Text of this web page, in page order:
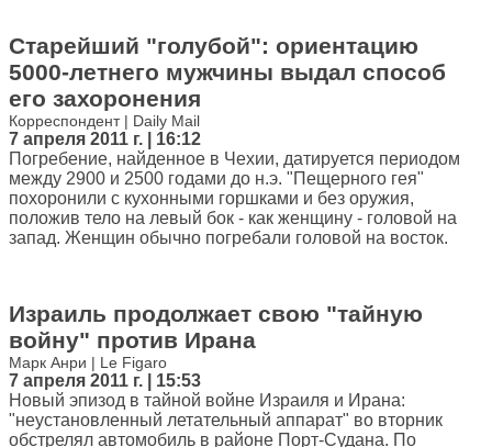
Старейший "голубой": ориентацию
5000-летнего мужчины выдал способ
его захоронения
Корреспондент | Daily Mail
7 апреля 2011 г. | 16:12
Погребение, найденное в Чехии, датируется периодом
между 2900 и 2500 годами до н.э. "Пещерного гея"
похоронили с кухонными горшками и без оружия,
положив тело на левый бок - как женщину - головой на
запад. Женщин обычно погребали головой на восток.
Израиль продолжает свою "тайную
войну" против Ирана
Марк Анри | Le Figaro
7 апреля 2011 г. | 15:53
Новый эпизод в тайной войне Израиля и Ирана:
"неустановленный летательный аппарат" во вторник
обстрелял автомобиль в районе Порт-Судана. По